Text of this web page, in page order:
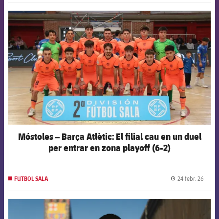
FCB Barcelona badge
Móstoles – Barça Atlètic: El filial cau en un duel
per entrar en zona playoff (6-2)
FUTBOL SALA 24 febr. 26
FCB Barcelona badge